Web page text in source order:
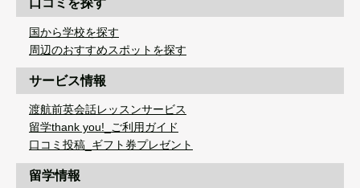
国から学校を探す
周辺のおすすめスポットを探す
サービス情報
渡航前英会話レッスンサービス
留学thank you!_ご利用ガイド
口コミ投稿_ギフト券プレゼント
留学情報